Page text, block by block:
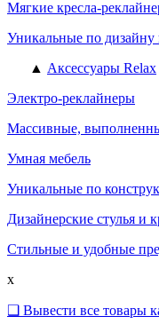
Мягкие кресла-
Уникальные по дизайну
▲ Аксессуары Relax
Электро-реклайнеры
Массивные,
Умная мебель
Уникальные по
Дизайнерские стулья и
Стильные и удобные
x
❑ Вывести все товары